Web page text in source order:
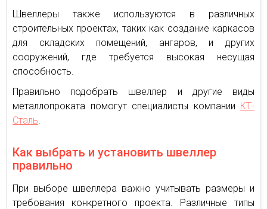
Швеллеры также используются в различных
строительных проектах, таких как создание каркасов
для складских помещений, ангаров, и других
сооружений, где требуется высокая несущая
способность.
Правильно подобрать швеллер и другие виды
металлопроката помогут специалисты компании КТ-
Сталь
Как выбрать и установить швеллер
правильно
При выборе швеллера важно учитывать размеры и
требования конкретного проекта. Различные типы